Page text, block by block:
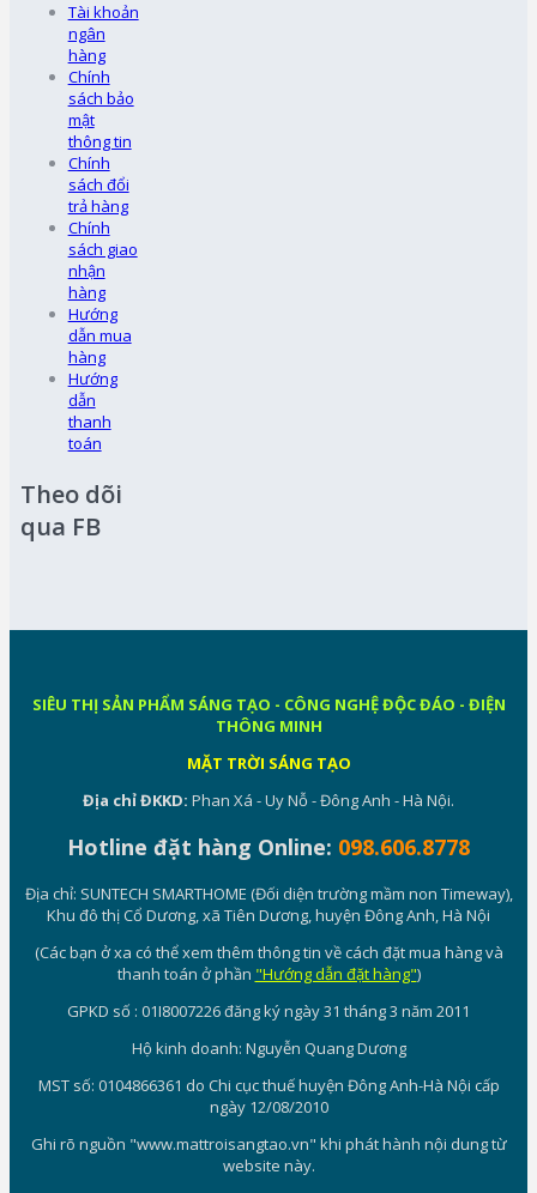
Tài khoản
ngân
hàng
Chính
sách bảo
mật
thông tin
Chính
sách đổi
trả hàng
Chính
sách giao
nhận
hàng
Hướng
dẫn mua
hàng
Hướng
dẫn
thanh
toán
Theo dõi
qua FB
SIÊU THỊ SẢN PHẨM SÁNG TẠO - CÔNG NGHỆ ĐỘC ĐÁO - ĐIỆN
THÔNG MINH
MẶT TRỜI SÁNG TẠO
Địa chỉ ĐKKD: Phan Xá - Uy Nỗ - Đông Anh - Hà Nội.
Hotline đặt hàng Online: 098.606.8778
Địa chỉ: SUNTECH SMARTHOME (Đối diện trường mầm non Timeway),
Khu đô thị Cổ Dương, xã Tiên Dương, huyện Đông Anh, Hà Nội
(Các bạn ở xa có thể xem thêm thông tin về cách đặt mua hàng và
thanh toán ở phần "Hướng dẫn đặt hàng")
GPKD số : 01I8007226 đăng ký ngày 31 tháng 3 năm 2011
Hộ kinh doanh: Nguyễn Quang Dương
MST số: 0104866361 do Chi cục thuế huyện Đông Anh-Hà Nội cấp
ngày 12/08/2010
Ghi rõ nguồn "www.mattroisangtao.vn" khi phát hành nội dung từ
website này.